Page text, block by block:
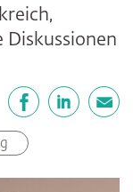
Diskussionen